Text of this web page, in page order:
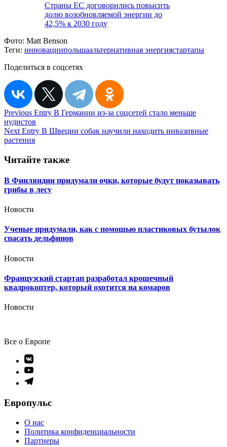
Страны ЕС договорились повысить
долю возобновляемой энергии до
42,5% к 2030 году
Фото: Matt Benson
Теги: инновациипольшаальтернативная энергиястартапы
Поделиться в соцсетях
Навигация
по
записям
Previous Entry В Германии из-за соцсетей стало меньше
нудистов
Next Entry В Швеции собак научили находить инвазивные
растения
Читайте также
В Финляндии придумали очки, которые будут показывать
грибы в лесу
Новости
Ученые придумали, как с помощью пластиковых бутылок
спасать дельфинов
Новости
Французский стартап разработал крошечный
квадрокоптер, который охотится на комаров
Новости
Все о Европе
Элемент
меню
Элемент
меню
Элемент
Европульс
О нас
Политика конфиденциальности
Партнеры